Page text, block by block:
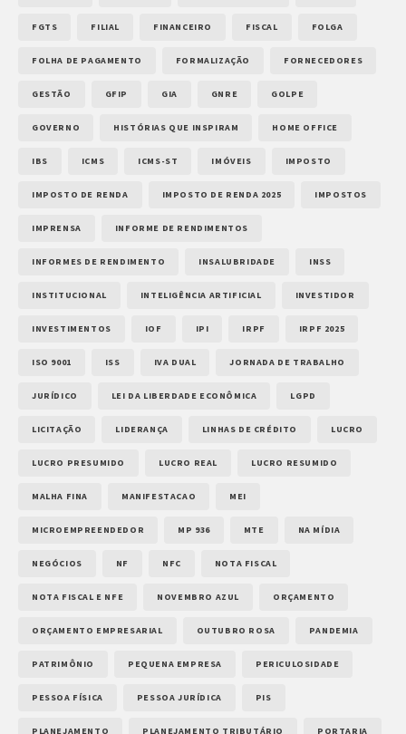
FGTS FILIAL FINANCEIRO FISCAL FOLGA
FOLHA DE PAGAMENTO FORMALIZAÇÃO FORNECEDORES
GESTÃO GFIP GIA GNRE GOLPE
GOVERNO HISTÓRIAS QUE INSPIRAM HOME OFFICE
IBS ICMS ICMS-ST IMÓVEIS IMPOSTO
IMPOSTO DE RENDA IMPOSTO DE RENDA 2025 IMPOSTOS
IMPRENSA INFORME DE RENDIMENTOS
INFORMES DE RENDIMENTO INSALUBRIDADE INSS
INSTITUCIONAL INTELIGÊNCIA ARTIFICIAL INVESTIDOR
INVESTIMENTOS IOF IPI IRPF IRPF 2025
ISO 9001 ISS IVA DUAL JORNADA DE TRABALHO
JURÍDICO LEI DA LIBERDADE ECONÔMICA LGPD
LICITAÇÃO LIDERANÇA LINHAS DE CRÉDITO LUCRO
LUCRO PRESUMIDO LUCRO REAL LUCRO RESUMIDO
MALHA FINA MANIFESTACAO MEI
MICROEMPREENDEDOR MP 936 MTE NA MÍDIA
NEGÓCIOS NF NFC NOTA FISCAL
NOTA FISCAL E NFE NOVEMBRO AZUL ORÇAMENTO
ORÇAMENTO EMPRESARIAL OUTUBRO ROSA PANDEMIA
PATRIMÔNIO PEQUENA EMPRESA PERICULOSIDADE
PESSOA FÍSICA PESSOA JURÍDICA PIS
PLANEJAMENTO PLANEJAMENTO TRIBUTÁRIO PORTARIA